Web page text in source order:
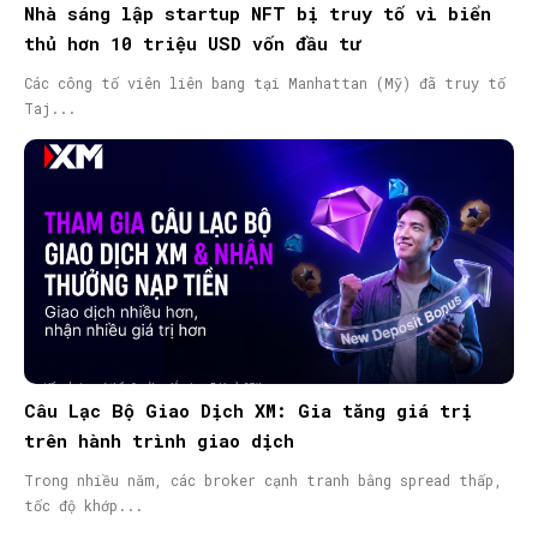
Nhà sáng lập startup NFT bị truy tố vì biển
thủ hơn 10 triệu USD vốn đầu tư
Các công tố viên liên bang tại Manhattan (Mỹ) đã truy tố
Taj...
Câu Lạc Bộ Giao Dịch XM: Gia tăng giá trị
trên hành trình giao dịch
Trong nhiều năm, các broker cạnh tranh bằng spread thấp,
tốc độ khớp...